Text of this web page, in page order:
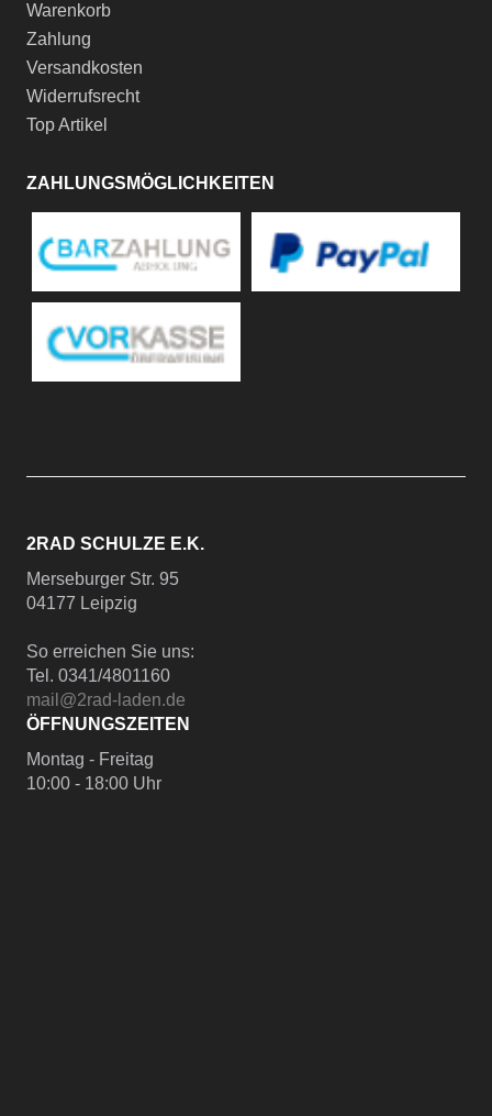
Warenkorb
Zahlung
Versandkosten
Widerrufsrecht
Top Artikel
ZAHLUNGSMÖGLICHKEITEN
2RAD SCHULZE E.K.
Merseburger Str. 95
04177 Leipzig
So erreichen Sie uns:
Tel. 0341/4801160
mail@2rad-laden.de
ÖFFNUNGSZEITEN
Montag - Freitag
10:00 - 18:00 Uhr